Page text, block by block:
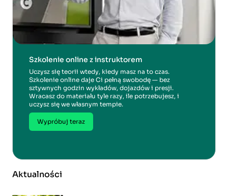
Szkolenie online z instruktorem
Uczysz się teorii wtedy, kiedy masz na to czas.
Szkolenie online daje Ci pełną swobodę — bez
sztywnych godzin wykładów, dojazdów i presji.
Wracasz do materiału tyle razy, ile potrzebujesz, i
uczysz się we własnym tempie.
Wypróbuj teraz
Aktualności